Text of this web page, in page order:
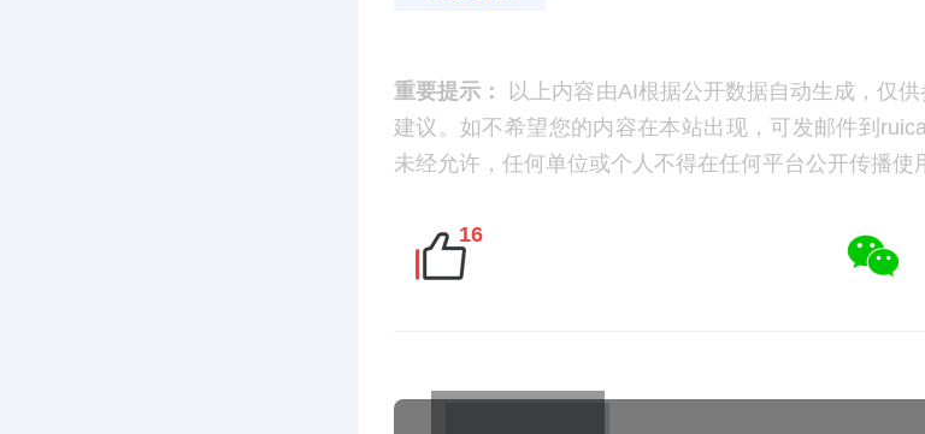
重要提示：
以上内容由AI根据公开数据自动生成，仅
建议。如不希望您的内容在本站出现，可发邮件到
未经允许，任何单位或个人不得在任何平台公开传播使
16